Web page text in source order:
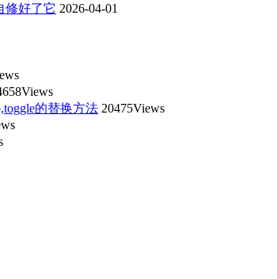
修好了它 2026-04-01
的替换方法 20475Views